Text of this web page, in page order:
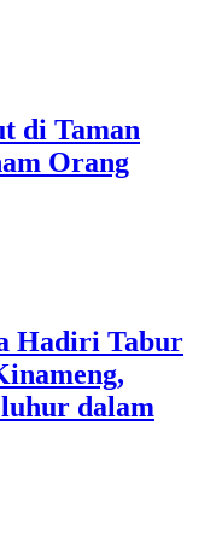
di Taman
Orang
Hadiri Tabur
dalam